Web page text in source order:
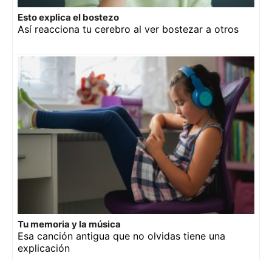
Esto explica el bostezo
Así reacciona tu cerebro al ver bostezar a otros
Tu memoria y la música
Esa canción antigua que no olvidas tiene una
explicación